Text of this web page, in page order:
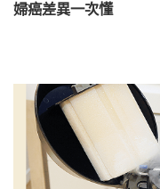
婦癌差異一次懂